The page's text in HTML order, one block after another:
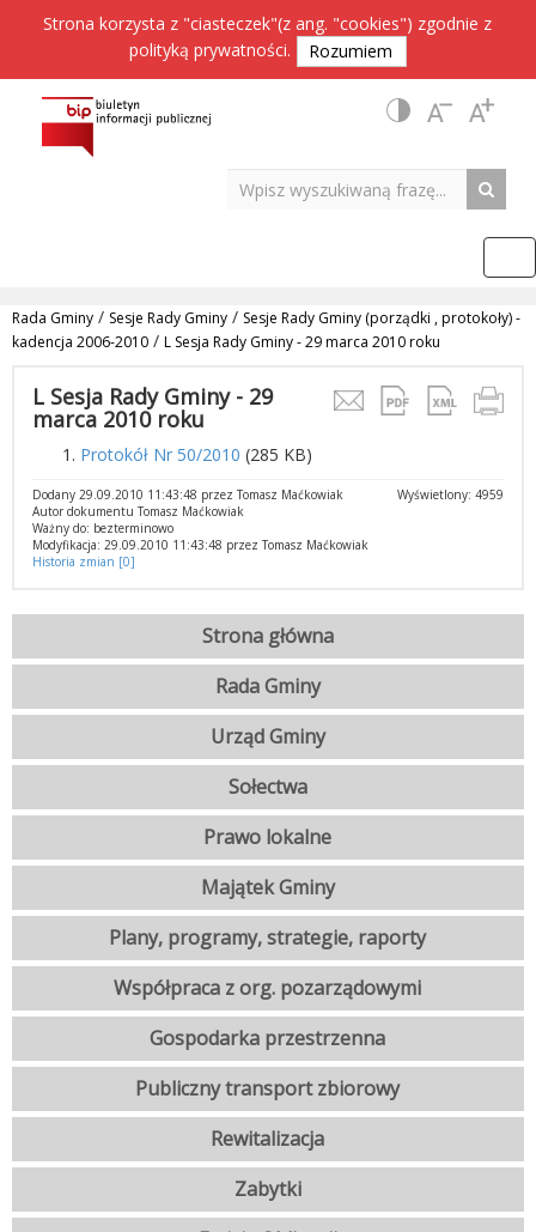
Strona korzysta z "ciasteczek"(z ang. "cookies") zgodnie z
polityką prywatności. Rozumiem
Rada Gminy / Sesje Rady Gminy / Sesje Rady Gminy (porządki , protokoły) -
kadencja 2006-2010 / L Sesja Rady Gminy - 29 marca 2010 roku
L Sesja Rady Gminy - 29
marca 2010 roku
Protokół Nr 50/2010 (285 KB)
Wyświetlony: 4959
Dodany 29.09.2010 11:43:48 przez Tomasz Maćkowiak
Autor dokumentu Tomasz Maćkowiak
Ważny do: bezterminowo
Modyfikacja: 29.09.2010 11:43:48 przez Tomasz Maćkowiak
Historia zmian [0]
Strona główna
Rada Gminy
Urząd Gminy
Sołectwa
Prawo lokalne
Majątek Gminy
Plany, programy, strategie, raporty
Współpraca z org. pozarządowymi
Gospodarka przestrzenna
Publiczny transport zbiorowy
Rewitalizacja
Zabytki